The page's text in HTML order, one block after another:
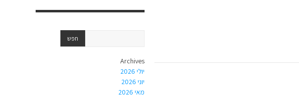
Archives
יולי 2026
יוני 2026
מאי 2026